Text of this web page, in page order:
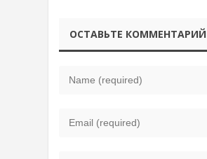
ОСТАВЬТЕ КОММЕНТАРИЙ